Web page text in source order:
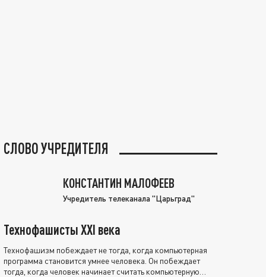
СЛОВО УЧРЕДИТЕЛЯ
КОНСТАНТИН МАЛОФЕЕВ
Учредитель телеканала "Царьград"
Технофашисты XXI века
Технофашизм побеждает не тогда, когда компьютерная
программа становится умнее человека. Он побеждает
тогда, когда человек начинает считать компьютерную